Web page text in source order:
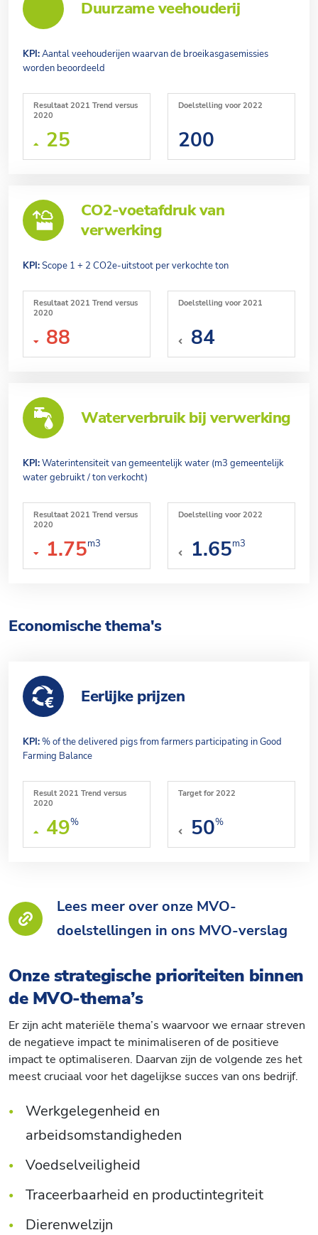
Duurzame veehouderij
KPI:Aantal veehouderijen waarvan de broeikasgasemissies
worden beoordeeld
Resultaat 2021 Trend versus
2020
25
Doelstelling voor 2022
200
CO2-voetafdruk van
verwerking
KPI:Scope 1 + 2 CO2e-uitstoot per verkochte ton
Resultaat 2021 Trend versus
2020
88
Doelstelling voor 2021
84
Waterverbruik bij verwerking
KPI:Waterintensiteit van gemeentelijk water (m3 gemeentelijk
water gebruikt / ton verkocht)
Resultaat 2021 Trend versus
2020
1.75m3
Doelstelling voor 2022
1.65m3
Economische thema's
Eerlijke prijzen
KPI:% of the delivered pigs from farmers participating in Good
Farming Balance
Result 2021 Trend versus
2020
49%
Target for 2022
50%
Lees meer over onze MVO-
doelstellingen in ons MVO-verslag
Onze strategische prioriteiten binnen
de MVO-thema’s
Er zijn acht materiële thema’s waarvoor we ernaar streven
de negatieve impact te minimaliseren of de positieve
impact te optimaliseren. Daarvan zijn de volgende zes het
meest cruciaal voor het dagelijkse succes van ons bedrijf.
Werkgelegenheid en
arbeidsomstandigheden
Voedselveiligheid
Traceerbaarheid en productintegriteit
Dierenwelzijn